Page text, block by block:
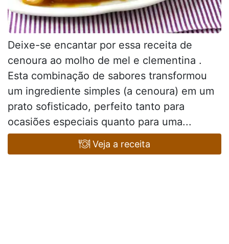
Deixe-se encantar por essa receita de
cenoura ao molho de mel e clementina .
Esta combinação de sabores transformou
um ingrediente simples (a cenoura) em um
prato sofisticado, perfeito tanto para
ocasiões especiais quanto para uma...
Veja a receita